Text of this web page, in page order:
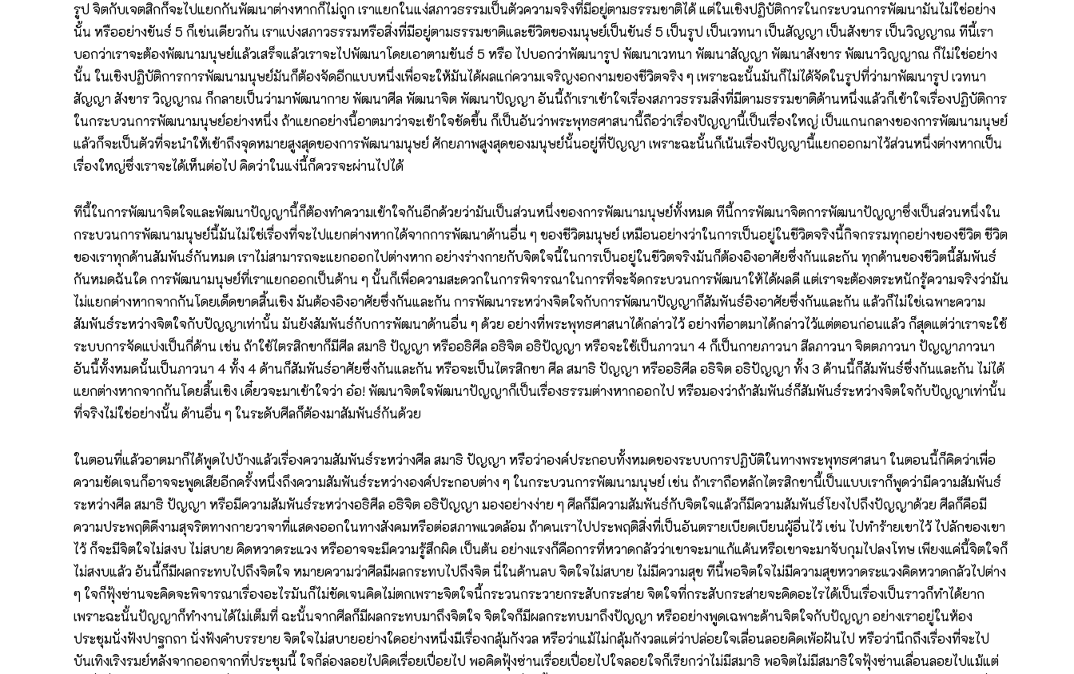
รูป จิตกับเจตสิกก็จะไปแยกกันพัฒนาต่างหากก็ไม่ถูก เราแยกในแง่สภาวธรรมเป็นตัวความจริงที่มีอยู่ตามธรรมชาติได้ แต่ในเชิงปฏิบัติการในกระบวนการพัฒนามันไม่ใช่อย่าง
นั้น หรืออย่างขันธ์ 5 ก็เช่นเดียวกัน เราแบ่งสภาวธรรมหรือสิ่งที่มีอยู่ตามธรรมชาติและชีวิตของมนุษย์เป็นขันธ์ 5 เป็นรูป เป็นเวทนา เป็นสัญญา เป็นสังขาร เป็นวิญญาณ ทีนี้เรา
บอกว่าเราจะต้องพัฒนามนุษย์แล้วเสร็จแล้วเราจะไปพัฒนาโดยเอาตามขันธ์ 5 หรือ ไปบอกว่าพัฒนารูป พัฒนาเวทนา พัฒนาสัญญา พัฒนาสังขาร พัฒนาวิญญาณ ก็ไม่ใช่อย่าง
นั้น ในเชิงปฏิบัติการการพัฒนามนุษย์มันก็ต้องจัดอีกแบบหนึ่งเพื่อจะให้มันได้ผลแก่ความเจริญงอกงามของชีวิตจริง ๆ เพราะฉะนั้นมันก็ไม่ได้จัดในรูปที่ว่ามาพัฒนารูป เวทนา
สัญญา สังขาร วิญญาณ ก็กลายเป็นว่ามาพัฒนากาย พัฒนาศีล พัฒนาจิต พัฒนาปัญญา อันนี้ถ้าเราเข้าใจเรื่องสภาวธรรมสิ่งที่มีตามธรรมชาติด้านหนึ่งแล้วก็เข้าใจเรื่องปฏิบัติการ
ในกระบวนการพัฒนามนุษย์อย่างหนึ่ง ถ้าแยกอย่างนี้อาตมาว่าจะเข้าใจชัดขึ้น ก็เป็นอันว่าพระพุทธศาสนานี้ถือว่าเรื่องปัญญานี้เป็นเรื่องใหญ่ เป็นแกนกลางของการพัฒนามนุษย์
แล้วก็จะเป็นตัวที่จะนำให้เข้าถึงจุดหมายสูงสุดของการพัฒนามนุษย์ ศักยภาพสูงสุดของมนุษย์นั้นอยู่ที่ปัญญา เพราะฉะนั้นก็เน้นเรื่องปัญญานี้แยกออกมาไว้ส่วนหนึ่งต่างหากเป็น
เรื่องใหญ่ซึ่งเราจะได้เห็นต่อไป คิดว่าในแง่นี้ก็ควรจะผ่านไปได้
ทีนี้ในการพัฒนาจิตใจและพัฒนาปัญญานี้ก็ต้องทำความเข้าใจกันอีกด้วยว่ามันเป็นส่วนหนึ่งของการพัฒนามนุษย์ทั้งหมด ทีนี้การพัฒนาจิตการพัฒนาปัญญาซึ่งเป็นส่วนหนึ่งใน
กระบวนการพัฒนามนุษย์นี้มันไม่ใช่เรื่องที่จะไปแยกต่างหากได้จากการพัฒนาด้านอื่น ๆ ของชีวิตมนุษย์ เหมือนอย่างว่าในการเป็นอยู่ในชีวิตจริงนี้กิจกรรมทุกอย่างของชีวิต ชีวิต
ของเราทุกด้านสัมพันธ์กันหมด เราไม่สามารถจะแยกออกไปต่างหาก อย่างร่างกายกับจิตใจนี้ในการเป็นอยู่ในชีวิตจริงมันก็ต้องอิงอาศัยซึ่งกันและกัน ทุกด้านของชีวิตนี้สัมพันธ์
กันหมดฉันใด การพัฒนามนุษย์ที่เราแยกออกเป็นด้าน ๆ นั้นก็เพื่อความสะดวกในการพิจารณาในการที่จะจัดกระบวนการพัฒนาให้ได้ผลดี แต่เราจะต้องตระหนักรู้ความจริงว่ามัน
ไม่แยกต่างหากจากกันโดยเด็ดขาดสิ้นเชิง มันต้องอิงอาศัยซึ่งกันและกัน การพัฒนาระหว่างจิตใจกับการพัฒนาปัญญาก็สัมพันธ์อิงอาศัยซึ่งกันและกัน แล้วก็ไม่ใช่เฉพาะความ
สัมพันธ์ระหว่างจิตใจกับปัญญาเท่านั้น มันยังสัมพันธ์กับการพัฒนาด้านอื่น ๆ ด้วย อย่างที่พระพุทธศาสนาได้กล่าวไว้ อย่างที่อาตมาได้กล่าวไว้แต่ตอนก่อนแล้ว ก็สุดแต่ว่าเราจะใช้
ระบบการจัดแบ่งเป็นกี่ด้าน เช่น ถ้าใช้ไตรสิกขาก็มีศีล สมาธิ ปัญญา หรืออธิศีล อธิจิต อธิปัญญา หรือจะใช้เป็นภาวนา 4 ก็เป็นกายภาวนา สีลภาวนา จิตตภาวนา ปัญญาภาวนา
อันนี้ทั้งหมดนั้นเป็นภาวนา 4 ทั้ง 4 ด้านก็สัมพันธ์อาศัยซึ่งกันและกัน หรือจะเป็นไตรสิกขา ศีล สมาธิ ปัญญา หรืออธิศีล อธิจิต อธิปัญญา ทั้ง 3 ด้านนี้ก็สัมพันธ์ซึ่งกันและกัน ไม่ได้
แยกต่างหากจากกันโดยสิ้นเชิง เดี๋ยวจะมาเข้าใจว่า อ๋อ! พัฒนาจิตใจพัฒนาปัญญาก็เป็นเรื่องธรรมต่างหากออกไป หรือมองว่าถ้าสัมพันธ์ก็สัมพันธ์ระหว่างจิตใจกับปัญญาเท่านั้น
ที่จริงไม่ใช่อย่างนั้น ด้านอื่น ๆ ในระดับศีลก็ต้องมาสัมพันธ์กันด้วย
ในตอนที่แล้วอาตมาก็ได้พูดไปบ้างแล้วเรื่องความสัมพันธ์ระหว่างศีล สมาธิ ปัญญา หรือว่าองค์ประกอบทั้งหมดของระบบการปฏิบัติในทางพระพุทธศาสนา ในตอนนี้ก็คิดว่าเพื่อ
ความชัดเจนก็อาจจะพูดเสียอีกครั้งหนึ่งถึงความสัมพันธ์ระหว่างองค์ประกอบต่าง ๆ ในกระบวนการพัฒนามนุษย์ เช่น ถ้าเราถือหลักไตรสิกขานี้เป็นแบบเราก็พูดว่ามีความสัมพันธ์
ระหว่างศีล สมาธิ ปัญญา หรือมีความสัมพันธ์ระหว่างอธิศีล อธิจิต อธิปัญญา มองอย่างง่าย ๆ ศีลก็มีความสัมพันธ์กับจิตใจแล้วก็มีความสัมพันธ์โยงไปถึงปัญญาด้วย ศีลก็คือมี
ความประพฤติดีงามสุจริตทางกายวาจาที่แสดงออกในทางสังคมหรือต่อสภาพแวดล้อม ถ้าคนเราไปประพฤติสิ่งที่เป็นอันตรายเบียดเบียนผู้อื่นไว้ เช่น ไปทำร้ายเขาไว้ ไปลักของเขา
ไว้ ก็จะมีจิตใจไม่สงบ ไม่สบาย คิดหวาดระแวง หรืออาจจะมีความรู้สึกผิด เป็นต้น อย่างแรงก็คือการที่หวาดกลัวว่าเขาจะมาแก้แค้นหรือเขาจะมาจับกุมไปลงโทษ เพียงแค่นี้จิตใจก็
ไม่สงบแล้ว อันนี้ก็มีผลกระทบไปถึงจิตใจ หมายความว่าศีลมีผลกระทบไปถึงจิต นี่ในด้านลบ จิตใจไม่สบาย ไม่มีความสุข ทีนี้พอจิตใจไม่มีความสุขหวาดระแวงคิดหวาดกลัวไปต่าง
ๆ ใจก็ฟุ้งซ่านจะคิดจะพิจารณาเรื่องอะไรมันก็ไม่ชัดเจนคิดไม่ตกเพราะจิตใจนี้กระวนกระวายกระสับกระส่าย จิตใจที่กระสับกระส่ายจะคิดอะไรได้เป็นเรื่องเป็นราวก็ทำได้ยาก
เพราะฉะนั้นปัญญาก็ทำงานได้ไม่เต็มที่ ฉะนั้นจากศีลก็มีผลกระทบมาถึงจิตใจ จิตใจก็มีผลกระทบมาถึงปัญญา หรืออย่างพูดเฉพาะด้านจิตใจกับปัญญา อย่างเราอยู่ในห้อง
ประชุมนั่งฟังปาฐกถา นั่งฟังคำบรรยาย จิตใจไม่สบายอย่างใดอย่างหนึ่งมีเรื่องกลุ้มกังวล หรือว่าแม้ไม่กลุ้มกังวลแต่ว่าปล่อยใจเลื่อนลอยคิดเพ้อฝันไป หรือว่านึกถึงเรื่องที่จะไป
บันเทิงเริงรมย์หลังจากออกจากที่ประชุมนี้ ใจก็ล่องลอยไปคิดเรื่อยเปื่อยไป พอคิดฟุ้งซ่านเรื่อยเปื่อยไปใจลอยใจก็เรียกว่าไม่มีสมาธิ พอจิตไม่มีสมาธิใจฟุ้งซ่านเลื่อนลอยไปแม้แต่